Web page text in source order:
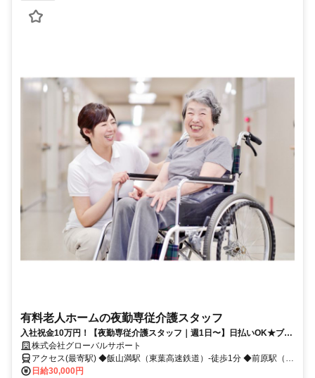
有料老人ホームの夜勤専従介護スタッフ
入社祝金10万円！【夜勤専従介護スタッフ｜週1日〜】日払いOK★ブラ
ンクOK／Wワーク・扶養内OK／髪色自由
株式会社グローバルサポート
アクセス(最寄駅) ◆飯山満駅（東葉高速鉄道）-徒歩1分 ◆前原駅（京
成松戸線/新京成線）-車7分 ◆薬園台駅（京成松戸線/新京成線）-車6
日給30,000円